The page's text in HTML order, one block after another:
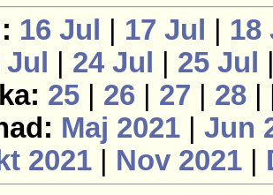
16 Jul 17 Jul
18
24 Jul 25 Jul
25 26 27 28
Maj 2021
Jun
2021 Nov 2021